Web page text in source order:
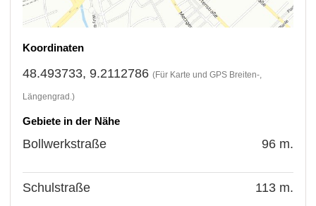
Koordinaten
48.493733, 9.2112786 (Für Karte und GPS Breiten-,
Längengrad.)
Gebiete in der Nähe
Bollwerkstraße 96 m.
Schulstraße 113 m.